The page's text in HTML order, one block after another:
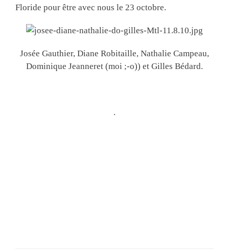
Floride pour être avec nous le 23 octobre.
Josée Gauthier, Diane Robitaille, Nathalie Campeau,
Dominique Jeanneret (moi ;-o)) et Gilles Bédard.
.